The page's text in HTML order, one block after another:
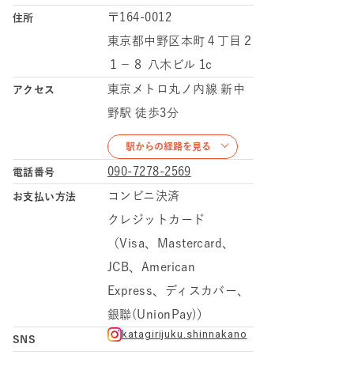
住所
〒164-0012
東京都中野区本町４丁目２
１−８ 八木ビル 1c
アクセス
東京メトロ丸ノ内線 新中
野駅 徒歩3分
駅からの経路を見る
電話番号 090-7278-2569
お支払い方法
コンビニ決済
クレジットカード
（Visa、Mastercard、
JCB、American
Express、ディスカバー、
銀聯(UnionPay)）
SNS katagirijuku.shinnakano